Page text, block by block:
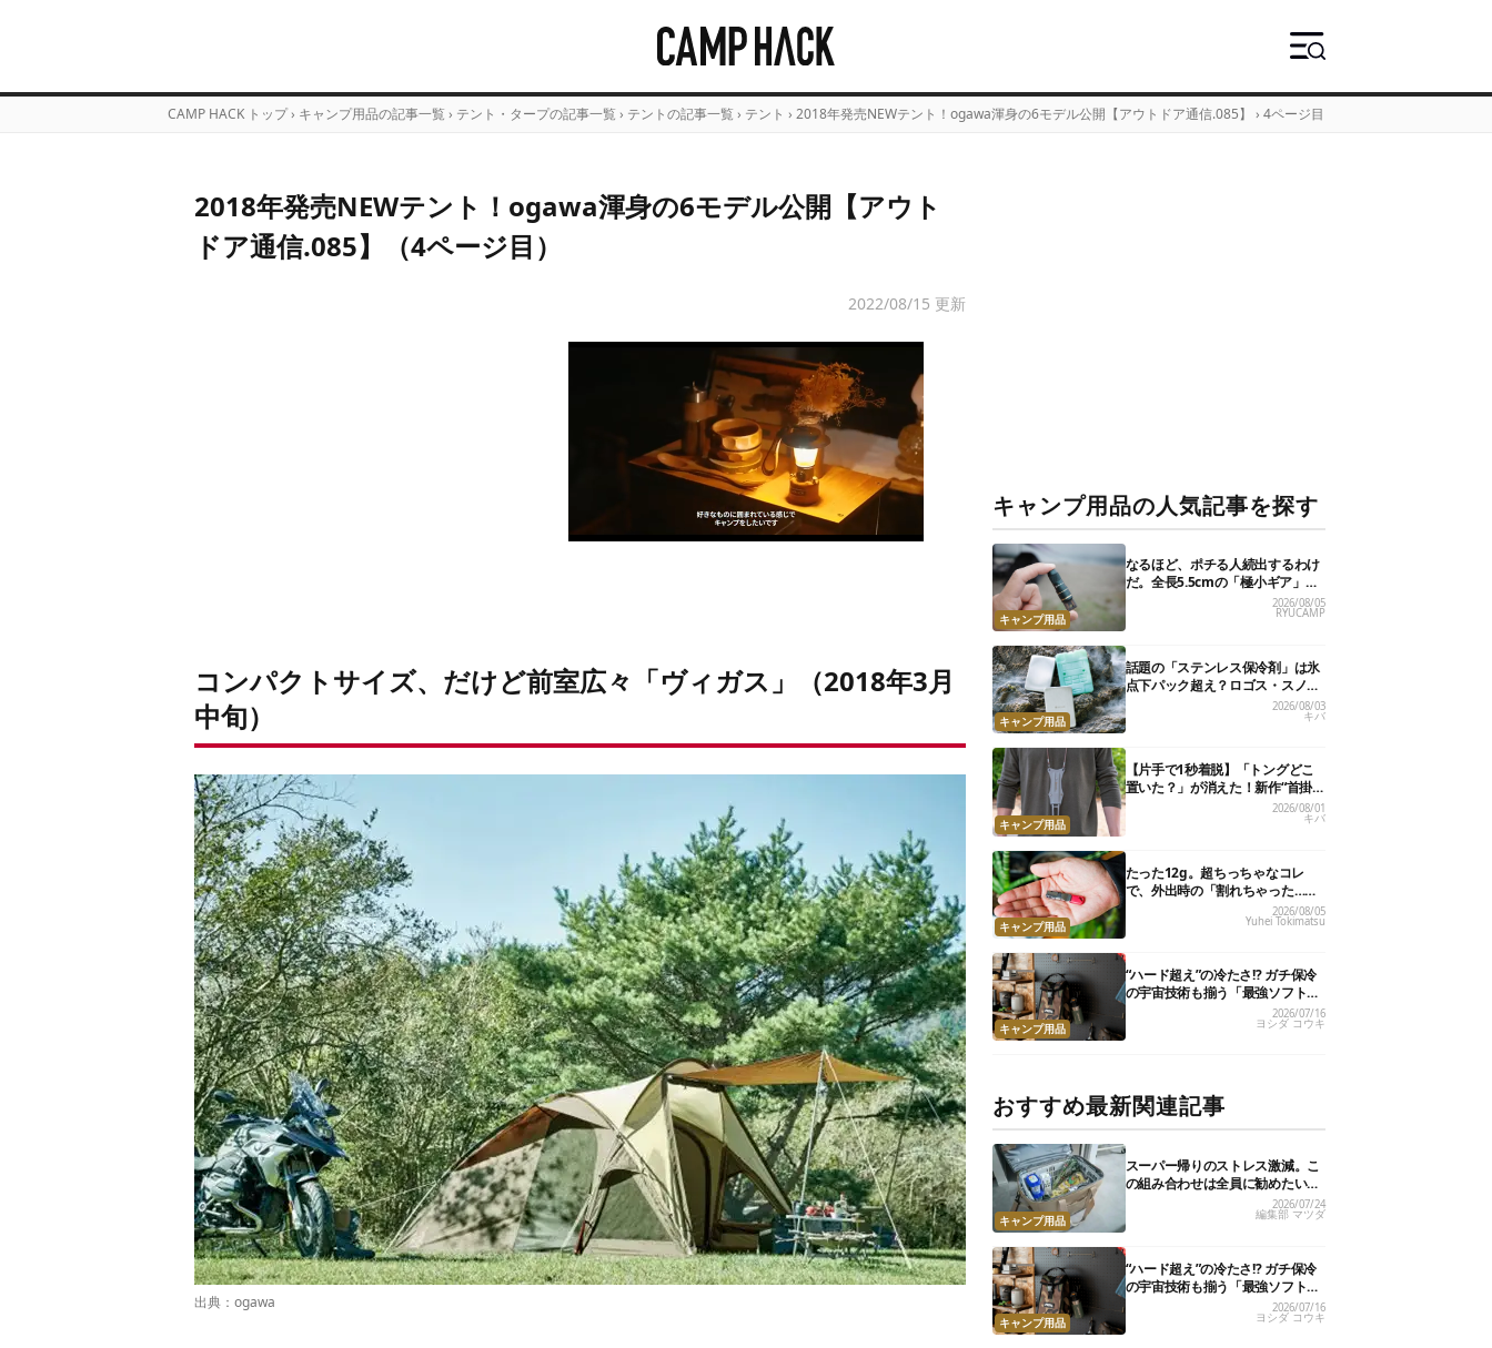
CAMP HACK トップ › キャンプ用品の記事一覧 › テント・タープの記事一覧 › テントの記事一覧 › テント › 2018年発売NEWテント！ogawa渾身の6モデル公開【アウトドア通信.085】 › 4ページ目
2018年発売NEWテント！ogawa渾身の6モデル公開【アウト
ドア通信.085】（4ページ目）
2022/08/15 更新
コンパクトサイズ、だけど前室広々「ヴィガス」（2018年3月
中旬）
出典： ogawa
キャンプ用品の人気記事を探す
キャンプ用品
なるほど、ポチる人続出するわけ
だ。全長5.5cmの「極小ギア」を
使って分かったほんとの魅力2026/08/05
RYUCAMP
キャンプ用品
話題の「ステンレス保冷剤」は氷
点下パック超え？ロゴス・スノー
ピーク・爆売れノーブランド品を
比べてみた
2026/08/03
キバ
キャンプ用品
【片手で1秒着脱】「トングどこ
置いた？」が消えた！新作“首掛
けトング”、男心くすぐるギミッ
2026/08/01
キバ
キャンプ用品
たった12g。超ちっちゃなコレ
で、外出時の「割れちゃった…」
2026/08/05
Yuhei Tokimatsu
キャンプ用品
“ハード超え”の冷たさ!? ガチ保冷
の宇宙技術も揃う「最強ソフトク
ーラー」17選
2026/07/16
ヨシダ コウキ
おすすめ最新関連記事
キャンプ用品
スーパー帰りのストレス激減。こ
の組み合わせは全員に勧めたい
【編集部のリアル購入品】2026/07/24
編集部 マツダ
キャンプ用品
“ハード超え”の冷たさ!? ガチ保冷
の宇宙技術も揃う「最強ソフトク
ーラー」17選
2026/07/16
ヨシダ コウキ